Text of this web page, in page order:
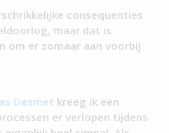
consequenties
maar dat is
om er zomaar aan voorbij
Desmet kreeg ik een
er verlopen tijdens